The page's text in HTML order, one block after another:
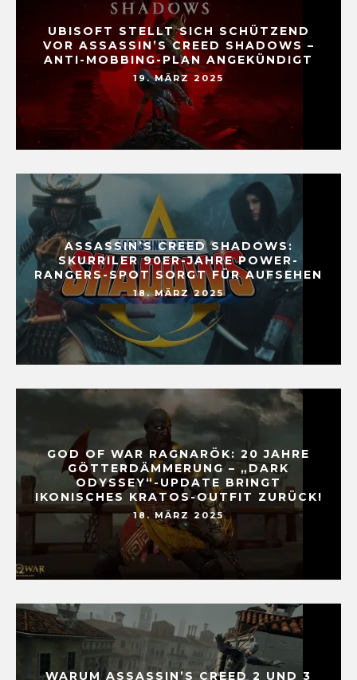
UBISOFT STELLT SICH SCHÜTZEND
VOR ASSASSIN’S CREED SHADOWS –
ANTI-MOBBING-PLAN ANGEKÜNDIGT
19. MÄRZ 2025
ASSASSIN’S CREED SHADOWS:
SKURRILER 90ER-JAHRE POWER-
RANGERS-SPOT SORGT FÜR AUFSEHEN
18. MÄRZ 2025
GOD OF WAR RAGNARÖK: 20 JAHRE
GÖTTERDÄMMERUNG – „DARK
ODYSSEY“-UPDATE BRINGT
IKONISCHES KRATOS-OUTFIT ZURÜCK!
18. MÄRZ 2025
WARUM ASSASSIN’S CREED 2 UND 3